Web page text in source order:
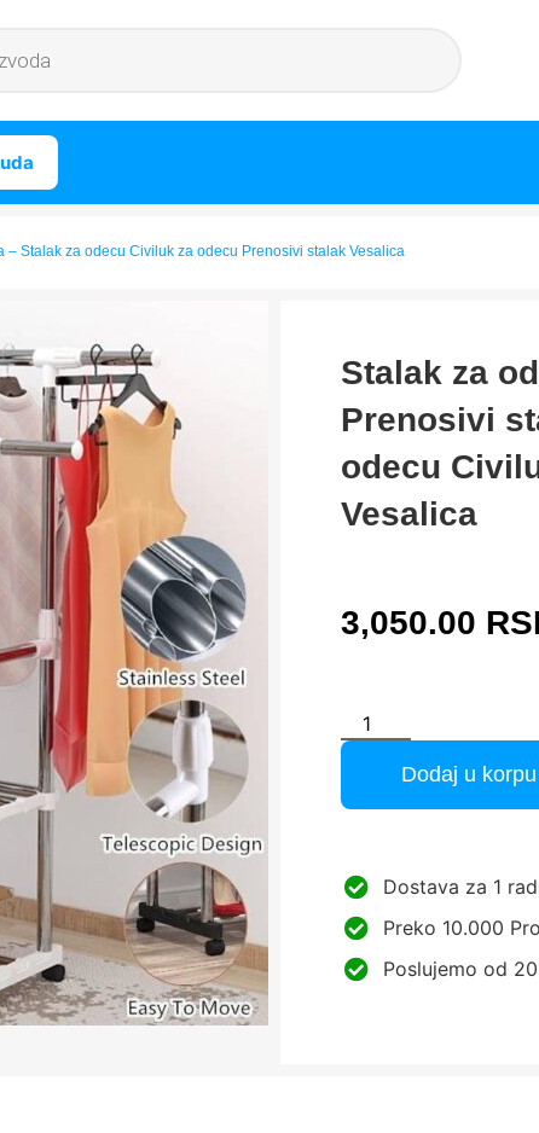
Stalak za odecu Civiluk za odecu Prenosivi stalak Vesalica
Stalak za
Prenosivi
odecu
Vesalica
3,050.00
Dodaj u korpu
Dostava za 1
Preko 10.000
Poslujemo od